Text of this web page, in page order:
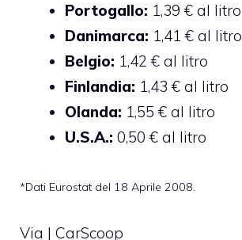
Portogallo: 1,39 € al litro
Danimarca: 1,41 € al litro
Belgio: 1,42 € al litro
Finlandia: 1,43 € al litro
Olanda: 1,55 € al litro
U.S.A.: 0,50 € al litro
*Dati Eurostat del 18 Aprile 2008.
Via | CarScoop